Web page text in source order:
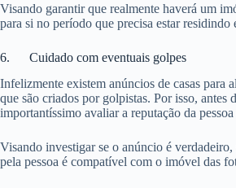
Visando garantir que realmente haverá um
para si no período que precisa estar residindo
6. Cuidado com eventuais golpes
Infelizmente existem anúncios de casas para
que são criados por golpistas. Por isso, antes
importantíssimo avaliar a reputação da
Visando investigar se o anúncio é verdadeiro,
pela pessoa é compatível com o imóvel das